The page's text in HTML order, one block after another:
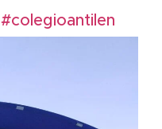
#colegioantilen